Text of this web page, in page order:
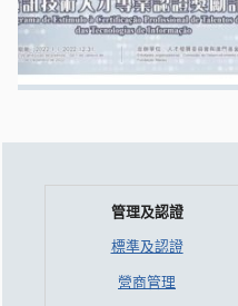
管理及認證
標準及認證
營商管理